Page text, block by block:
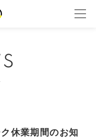
休業期間のお知